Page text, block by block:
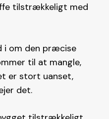
tilstrækkeligt med
i om den præcise
til at mangle,
er stort uanset,
det.